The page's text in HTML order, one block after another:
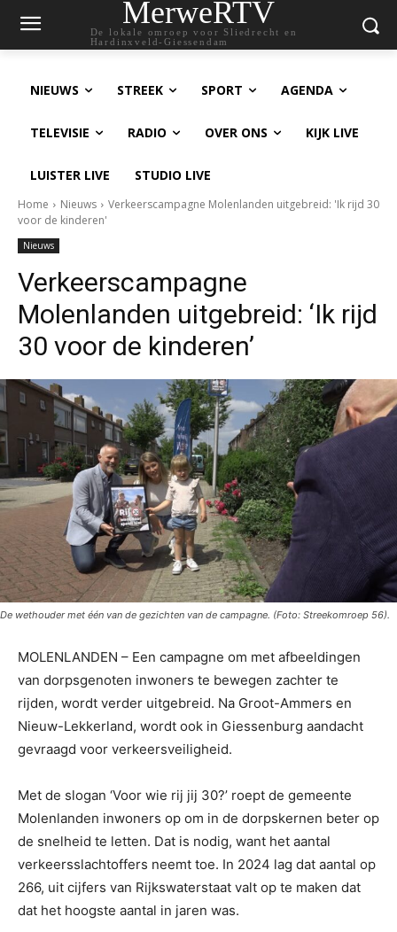
MerweRTV
De lokale omroep voor Sliedrecht en
Hardinxveld-Giessendam
NIEUWS STREEK SPORT AGENDA
TELEVISIE RADIO OVER ONS KIJK LIVE
LUISTER LIVE STUDIO LIVE
Home Nieuws
Verkeerscampagne Molenlanden uitgebreid: 'Ik rijd 30
voor de kinderen'
Nieuws
Verkeerscampagne
Molenlanden uitgebreid: ‘Ik rijd
30 voor de kinderen’
De wethouder met één van de gezichten van de campagne. (Foto: Streekomroep 56).
MOLENLANDEN – Een campagne om met afbeeldingen
van dorpsgenoten inwoners te bewegen zachter te
rijden, wordt verder uitgebreid. Na Groot-Ammers en
Nieuw-Lekkerland, wordt ook in Giessenburg aandacht
gevraagd voor verkeersveiligheid.
Met de slogan ‘Voor wie rij jij 30?’ roept de gemeente
Molenlanden inwoners op om in de dorpskernen beter op
de snelheid te letten. Dat is nodig, want het aantal
verkeersslachtoffers neemt toe. In 2024 lag dat aantal op
266, uit cijfers van Rijkswaterstaat valt op te maken dat
dat het hoogste aantal in jaren was.